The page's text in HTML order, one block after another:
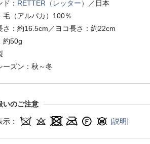
： RETTER（レッター）
／日本
毛（アルパカ）100％
さ：約16.5cm／ヨコ長さ：約22cm
約50g
ーズン：秋～冬
いのご注意
： [説明]